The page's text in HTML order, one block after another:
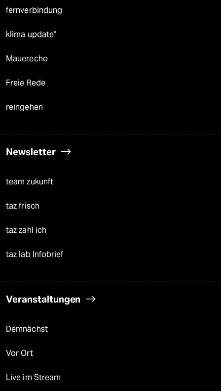
fernverbindung
klima update°
Mauerecho
Freie Rede
reingehen
Newsletter
team zukunft
taz frisch
taz zahl ich
taz lab Infobrief
Veranstaltungen
Demnächst
Vor Ort
Live im Stream